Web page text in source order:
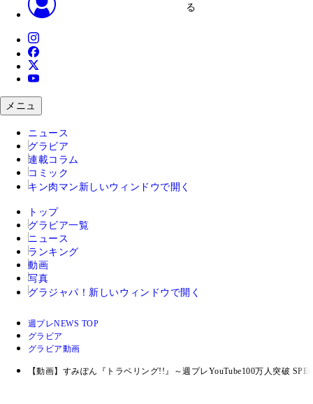
る
メニュ
ニュース
グラビア
連載コラム
コミック
キン肉マン 新しいウィンドウで開く
トップ
グラビア一覧
ニュース
ランキング
動画
写真
グラジャパ！ 新しいウィンドウで開く
週プレNEWS TOP
グラビア
グラビア動画
【動画】すみぽん『トラベリング!!』～週プレYouTube100万人突破